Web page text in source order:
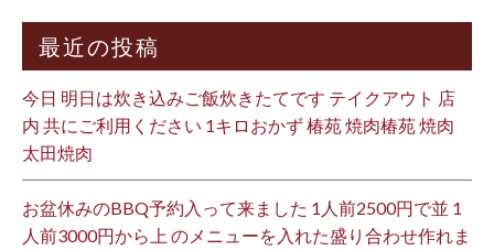
最近の投稿
今日 明日は炊き込みご飯炊きたてです テイクアウト 店
内 共にご利用ください 1キロおかず 椿苑 焼肉椿苑 焼肉
太田焼肉
お盆休みのBBQ予約入って来ました 1人前2500円で並 1
人前3000円から上 のメニューを入れた盛り合わせ作れま